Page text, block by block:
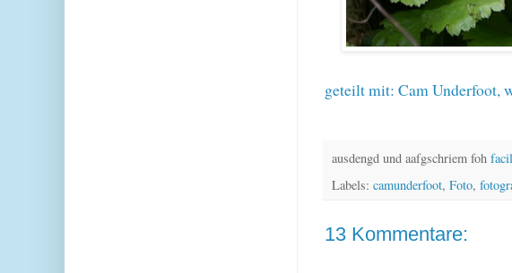
geteilt mit: Cam Underfoot,
ausdengd und aafgschriem foh
Labels: camunderfoot, Foto,
13 Kommentare: